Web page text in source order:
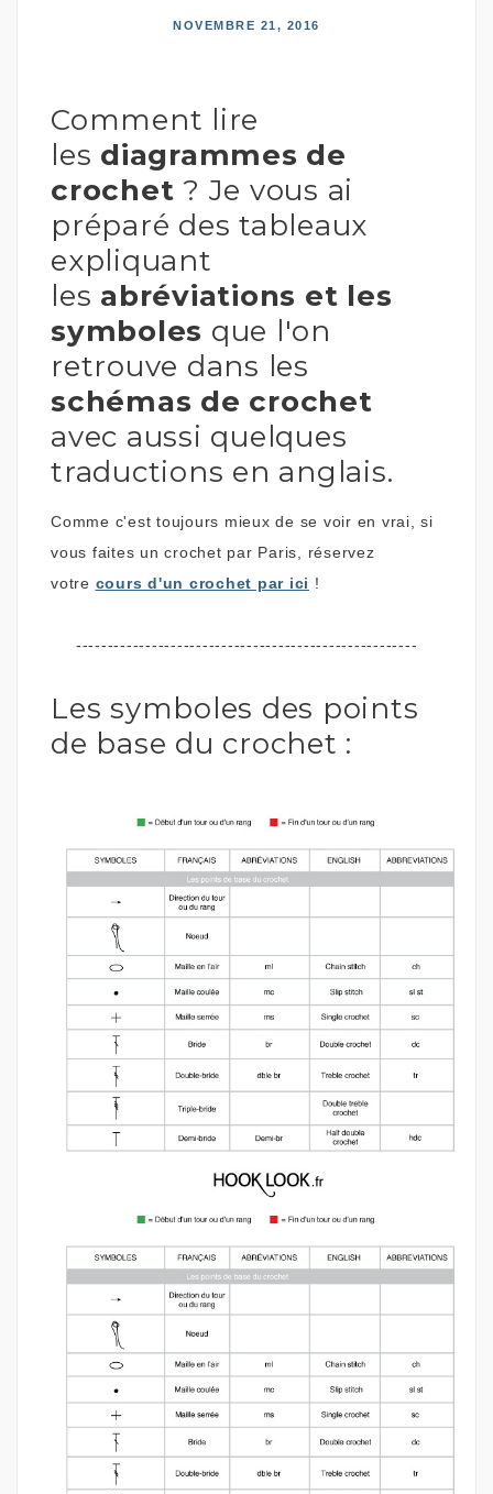
NOVEMBRE 21, 2016
Comment lire
les diagrammes de
crochet ? Je vous ai
préparé des tableaux
expliquant
les abréviations et les
symboles que l'on
retrouve dans les
schémas de crochet
avec aussi quelques
traductions en anglais.
Comme c'est toujours mieux de se voir en vrai, si
vous faites un crochet par Paris, réservez
votre cours d'un crochet par ici !
------------------------------------------------------
Les symboles des points
de base du crochet :